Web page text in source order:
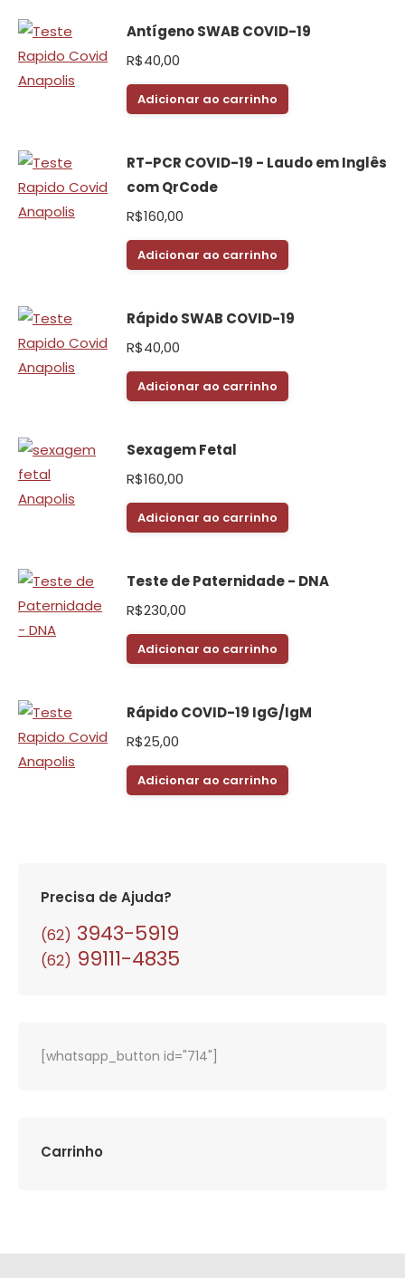
Antígeno SWAB COVID-19
R$40,00
Adicionar ao carrinho
RT-PCR COVID-19 - Laudo em Inglês
com QrCode
R$160,00
Adicionar ao carrinho
Rápido SWAB COVID-19
R$40,00
Adicionar ao carrinho
Sexagem Fetal
R$160,00
Adicionar ao carrinho
Teste de Paternidade - DNA
R$230,00
Adicionar ao carrinho
Rápido COVID-19 IgG/IgM
R$25,00
Adicionar ao carrinho
Precisa de Ajuda?
(62) 3943-5919
(62) 99111-4835
[whatsapp_button id="714"]
Carrinho